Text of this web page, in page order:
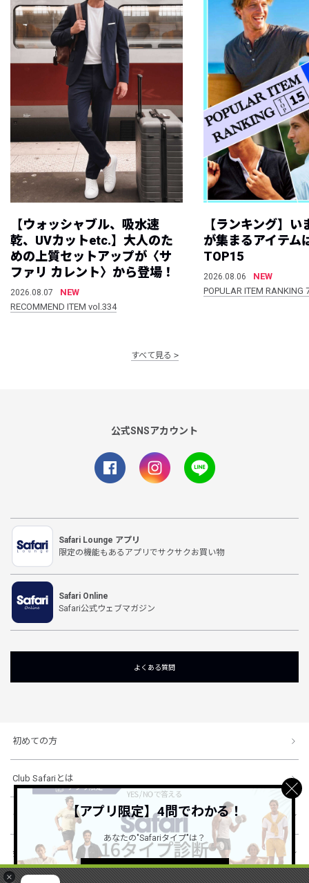
×
【ウォッシャブル、吸水速
乾、UVカットetc.】大人のた
めの上質セットアップが〈サ
ファリ カレント〉から登場！
2026.08.07
NEW
RECOMMEND ITEM vol.334
【ランキング】
が集まるアイテム
TOP15
2026.08.06
NEW
POPULAR ITEM
すべて見る
公式SNSアカウント
Safari Lounge アプリ
限定の機能もあるアプリでサクサクお買い物
Safari Online
Safari公式ウェブマガジン
よくある質問
初めての方
Club Safariとは
ショッピングガイド
会社概要・規約
【アプリ限定】4問でわかる！
あなたの"Safariタイプ"は？
詳しくはこちら ＞